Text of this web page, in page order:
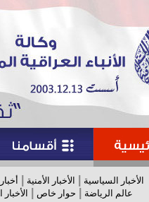
الأخبار السياسية الأخبار الأمنية
عالم الرياضة
حوار خاص